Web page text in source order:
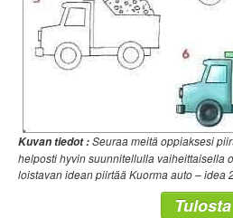
Kuvan tiedot :Seuraa meitä oppiaksesi
helposti hyvin suunnitellulla vaiheittaisella
loistavan idean piirtää Kuorma auto – idea
Tulosta